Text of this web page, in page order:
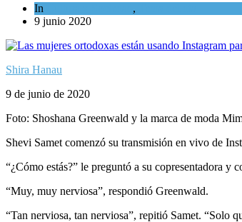
In ,
9 junio 2020
Shira Hanau
9 de junio de 2020
Foto: Shoshana Greenwald y la marca de moda
Shevi Samet comenzó su transmisión en vivo de
“¿Cómo estás?” le preguntó a su copresentadora y
“Muy, muy nerviosa”, respondió Greenwald.
“Tan nerviosa, tan nerviosa”, repitió Samet. “Solo